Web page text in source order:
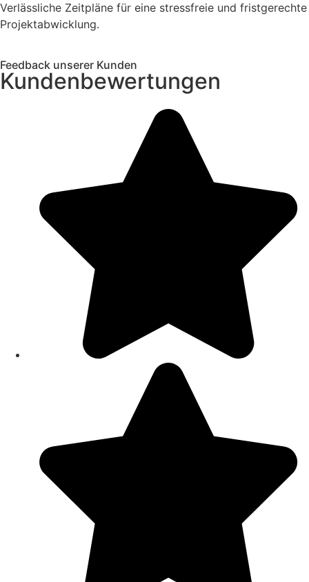
Verlässliche Zeitpläne für eine stressfreie und fristgerechte
Projektabwicklung.
Feedback unserer Kunden
Kundenbewertungen